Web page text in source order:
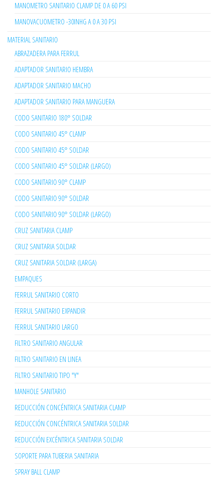
MANOMETRO SANITARIO CLAMP DE 0 A 60 PSI
MANOVACUOMETRO -30INHG A 0 A 30 PSI
MATERIAL SANITARIO
ABRAZADERA PARA FERRUL
ADAPTADOR SANITARIO HEMBRA
ADAPTADOR SANITARIO MACHO
ADAPTADOR SANITARIO PARA MANGUERA
CODO SANITARIO 180° SOLDAR
CODO SANITARIO 45° CLAMP
CODO SANITARIO 45° SOLDAR
CODO SANITARIO 45° SOLDAR (LARGO)
CODO SANITARIO 90° CLAMP
CODO SANITARIO 90° SOLDAR
CODO SANITARIO 90° SOLDAR (LARGO)
CRUZ SANITARIA CLAMP
CRUZ SANITARIA SOLDAR
CRUZ SANITARIA SOLDAR (LARGA)
EMPAQUES
FERRUL SANITARIO CORTO
FERRUL SANITARIO EXPANDIR
FERRUL SANITARIO LARGO
FILTRO SANITARIO ANGULAR
FILTRO SANITARIO EN LINEA
FILTRO SANITARIO TIPO "Y"
MANHOLE SANITARIO
REDUCCIÓN CONCÉNTRICA SANITARIA CLAMP
REDUCCIÓN CONCÉNTRICA SANITARIA SOLDAR
REDUCCIÓN EXCÉNTRICA SANITARIA SOLDAR
SOPORTE PARA TUBERIA SANITARIA
SPRAY BALL CLAMP